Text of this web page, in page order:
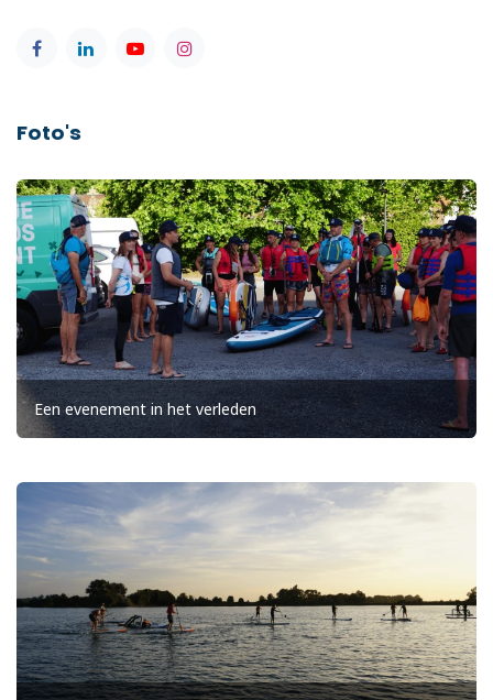
Foto's
Een evenement in het verleden